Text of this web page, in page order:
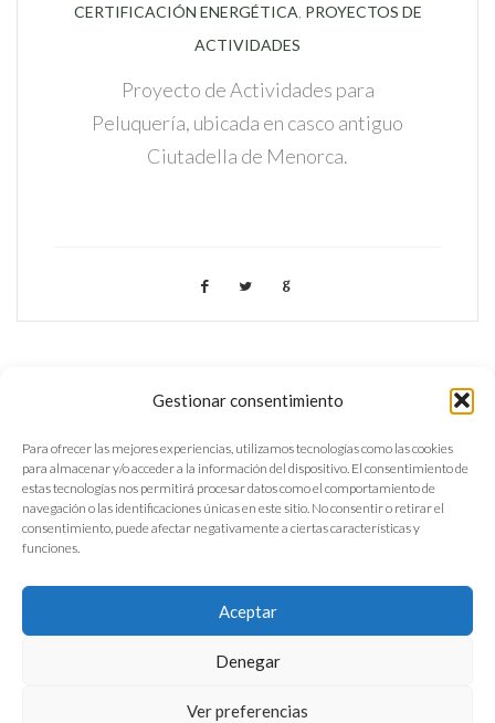
Gestionar consentimiento
Para ofrecer las mejores experiencias, utilizamos tecnologías como las cookies
para almacenar y/o acceder a la información del dispositivo. El consentimiento de
estas tecnologías nos permitirá procesar datos como el comportamiento de
navegación o las identificaciones únicas en este sitio. No consentir o retirar el
consentimiento, puede afectar negativamente a ciertas características y
funciones.
Aceptar
Denegar
Ver preferencias
CERTIFICACIÓN ENERGÉTICA PROYECTOS DE
ACTIVIDADES
Proyecto de Actividades para
Peluquería, ubicada en casco antiguo
Ciutadella de Menorca.
Política de privacidad
Aviso legal